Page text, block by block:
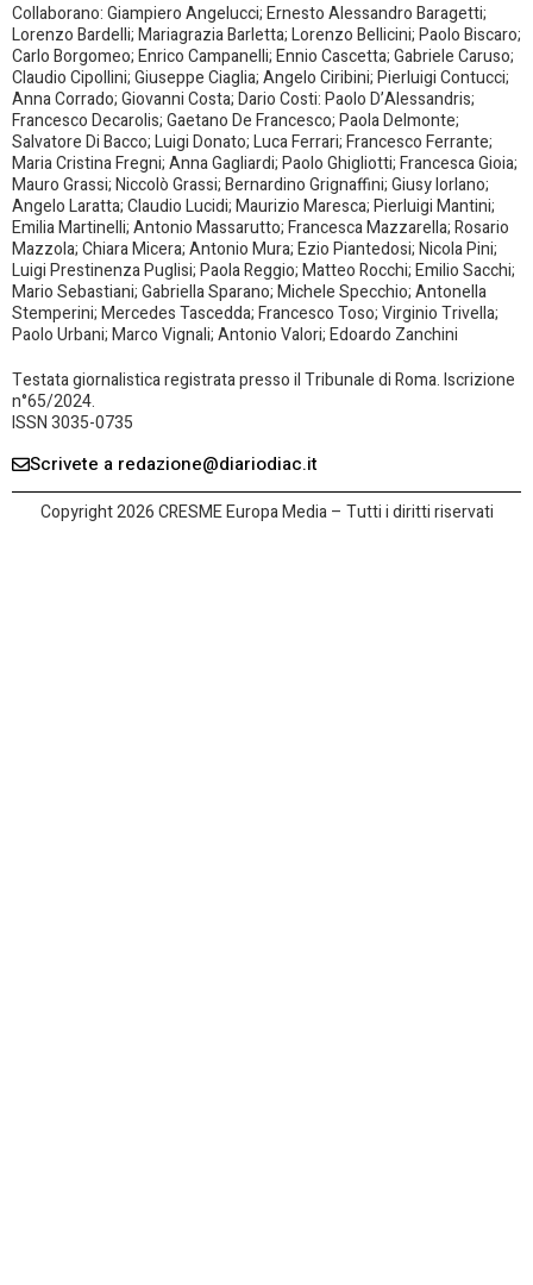
Collaborano: Giampiero Angelucci; Ernesto Alessandro Baragetti;
Lorenzo Bardelli; Mariagrazia Barletta; Lorenzo Bellicini; Paolo Biscaro;
Carlo Borgomeo; Enrico Campanelli; Ennio Cascetta; Gabriele Caruso;
Claudio Cipollini; Giuseppe Ciaglia; Angelo Ciribini; Pierluigi Contucci;
Anna Corrado; Giovanni Costa; Dario Costi: Paolo D’Alessandris;
Francesco Decarolis; Gaetano De Francesco; Paola Delmonte;
Salvatore Di Bacco; Luigi Donato; Luca Ferrari; Francesco Ferrante;
Maria Cristina Fregni; Anna Gagliardi; Paolo Ghigliotti; Francesca Gioia;
Mauro Grassi; Niccolò Grassi; Bernardino Grignaffini; Giusy Iorlano;
Angelo Laratta; Claudio Lucidi; Maurizio Maresca; Pierluigi Mantini;
Emilia Martinelli; Antonio Massarutto; Francesca Mazzarella; Rosario
Mazzola; Chiara Micera; Antonio Mura; Ezio Piantedosi; Nicola Pini;
Luigi Prestinenza Puglisi; Paola Reggio; Matteo Rocchi; Emilio Sacchi;
Mario Sebastiani; Gabriella Sparano; Michele Specchio; Antonella
Stemperini; Mercedes Tascedda; Francesco Toso; Virginio Trivella;
Paolo Urbani; Marco Vignali; Antonio Valori; Edoardo Zanchini
Testata giornalistica registrata presso il Tribunale di Roma. Iscrizione
n°65/2024.
ISSN 3035-0735
Scrivete a redazione@diariodiac.it
Copyright 2026 CRESME Europa Media – Tutti i diritti riservati